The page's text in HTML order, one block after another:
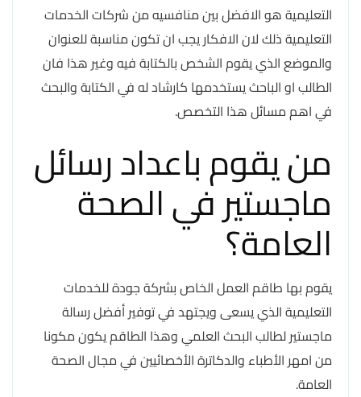
التعليمية هو الافضل بين منافسيه من شركات الخدمات
التعليمية ذلك لان الافكار يجب ان تكون مناسبة للعنوان
والموضع الذي يقوم الشخص بالكتابة فيه وغير هذا فان
الطالب او الباحث يستخدمها كارشاد له في الكتابة والبحث
في اهم مسائل هذا التخصص.
من يقوم باعداد رسائل
ماجستير في الصحة
العامة؟
يقوم بها طاقم العمل الخاص بشركة جودة للخدمات
التعليمية الذي يسعى ويجتهد في توفير أفضل رسالة
ماجستير لطالب البحث العلمي وهذا الطاقم يكون مكونا
من امهر الأطباء والدكاترة الأخصائيين في مجال الصحة
العامة.